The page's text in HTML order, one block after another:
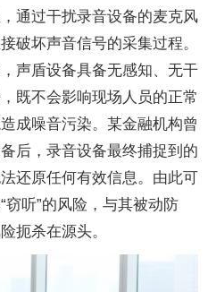
通过干扰录音设备的麦克风
破坏声音信号的采集过程。
声盾设备具备无感知、无干
既不会影响现场人员的正常
成噪音污染。某金融机构曾
后，录音设备最终捕捉到的
还原任何有效信息。由此可
窃听”的风险，与其被动防
扼杀在源头。